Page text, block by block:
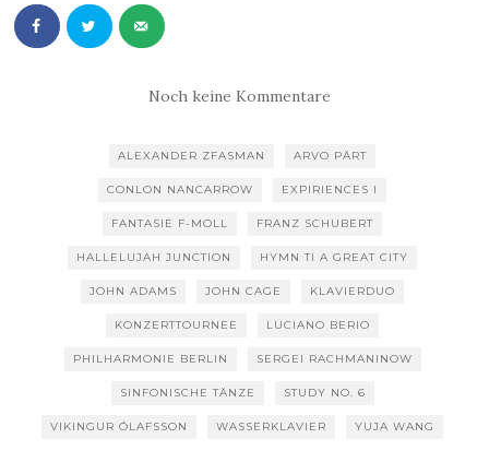
Noch keine Kommentare
ALEXANDER ZFASMAN ARVO PÄRT
CONLON NANCARROW EXPIRIENCES I
FANTASIE F-MOLL FRANZ SCHUBERT
HALLELUJAH JUNCTION HYMN TI A GREAT CITY
JOHN ADAMS JOHN CAGE KLAVIERDUO
KONZERTTOURNEE LUCIANO BERIO
PHILHARMONIE BERLIN SERGEI RACHMANINOW
SINFONISCHE TÄNZE STUDY NO. 6
VIKINGUR ÓLAFSSON WASSERKLAVIER YUJA WANG